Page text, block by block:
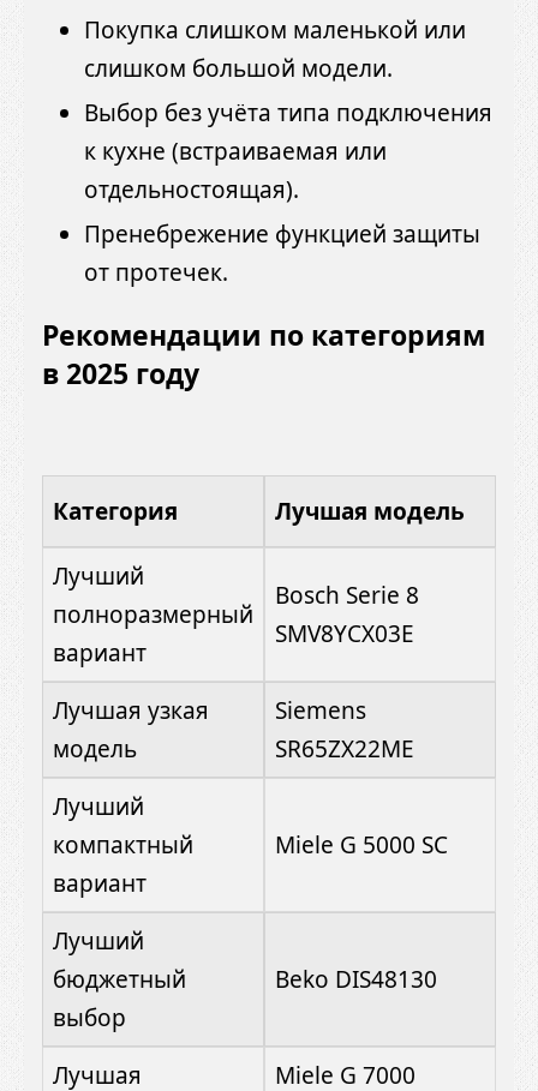
Покупка слишком маленькой или
слишком большой модели.
Выбор без учёта типа подключения
к кухне (встраиваемая или
отдельностоящая).
Пренебрежение функцией защиты
от протечек.
Рекомендации по категориям
в 2025 году
Категория Лучшая модель
Лучший
полноразмерный
вариант
Bosch Serie 8
SMV8YCX03E
Лучшая узкая
модель
Siemens
SR65ZX22ME
Лучший
компактный
вариант
Miele G 5000 SC
Лучший
бюджетный
выбор
Beko DIS48130
Лучшая
Miele G 7000